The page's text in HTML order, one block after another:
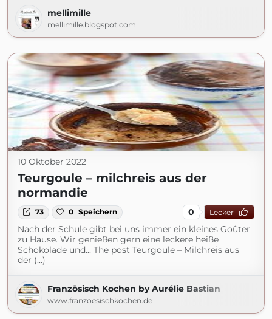
mellimille
mellimille.blogspot.com
10 Oktober 2022
Teurgoule – milchreis aus der
normandie
73 0 Speichern 0 Lecker
Nach der Schule gibt bei uns immer ein kleines Goûter
zu Hause. Wir genießen gern eine leckere heiße
Schokolade und... The post Teurgoule – Milchreis aus
der (...)
Französisch Kochen by Aurélie Bastian
www.franzoesischkochen.de